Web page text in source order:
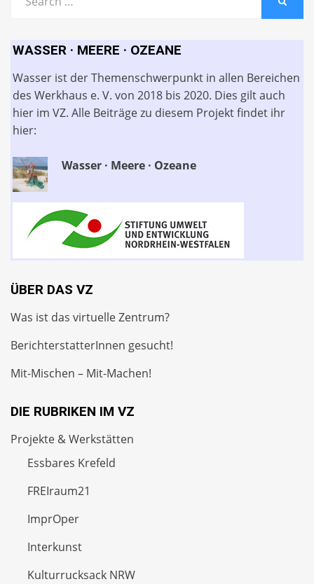
for:
WASSER · MEERE · OZEANE
Wasser ist der Themenschwerpunkt in allen Bereichen
des Werkhaus e. V. von 2018 bis 2020. Dies gilt auch
hier im VZ. Alle Beiträge zu diesem Projekt findet ihr
hier:
Wasser · Meere · Ozeane
ÜBER DAS VZ
Was ist das virtuelle Zentrum?
BerichterstatterInnen gesucht!
Mit-Mischen – Mit-Machen!
DIE RUBRIKEN IM VZ
Projekte & Werkstätten
Essbares Krefeld
FREIraum21
ImprOper
Interkunst
Kulturrucksack NRW